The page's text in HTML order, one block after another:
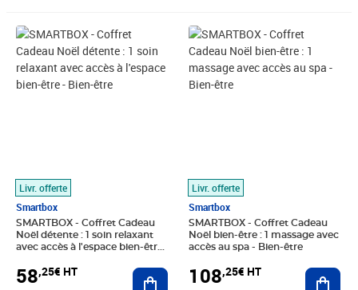
Livr. offerte
Smartbox
SMARTBOX - Coffret Cadeau
Noël détente : 1 soin relaxant
avec accès à l'espace bien-être -
58,25€ HT
Prix 58,25€ HT
Ajouter au panier
Livr. offerte
Smartbox
SMARTBOX - Coffret Cadeau
Noël bien-être : 1 massage avec
accès au spa - Bien-être
108,25€ HT
Prix 108,25€ HT